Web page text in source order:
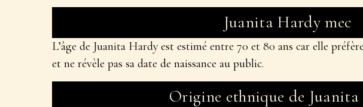
Juanita Hardy mec
L’âge de Juanita Hardy est estimé entre 70 et 80 ans car elle
et ne révèle pas sa date de naissance au public.
Origine ethnique de